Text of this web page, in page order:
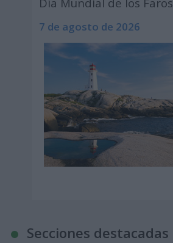
7 de agosto de 2026
Secciones destacadas